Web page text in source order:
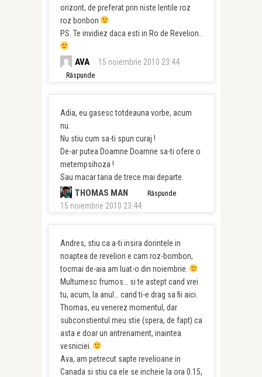
orizont, de preferat prin niste lentile roz
roz bonbon
PS. Te invidiez daca esti in Ro de Revelion..
AVA 15 noiembrie 2010 23:44
Răspunde
Adia, eu gasesc totdeauna vorbe, acum
nu.
Nu stiu cum sa-ti spun curaj !
De-ar putea Doamne Doamne sa-ti ofere o
metempsihoza !
Sau macar taria de trece mai departe.
THOMAS MAN
15 noiembrie 2010 23:44
Răspunde
Andres, stiu ca a-ti insira dorintele in
noaptea de revelion e cam roz-bombon,
tocmai de-aia am luat-o din noiembrie.
Multumesc frumos… si te astept cand vrei
tu, acum, la anul… cand ti-e drag sa fii aici.
Thomas, eu venerez momentul, dar
subconstientul meu stie (spera, de fapt) ca
asta e doar un antrenament, inaintea
vesniciei.
Ava, am petrecut sapte revelioane in
Canada si stiu ca ele se incheie la ora 0.15,